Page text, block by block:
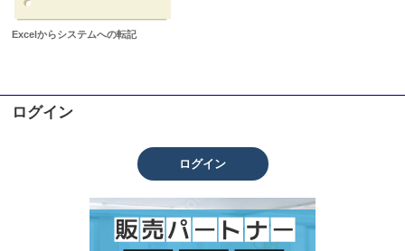
Excelからシステムへの転記
ログイン
ログイン